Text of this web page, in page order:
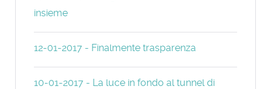
insieme
12-01-2017 - Finalmente trasparenza
10-01-2017 - La luce in fondo al tunnel di